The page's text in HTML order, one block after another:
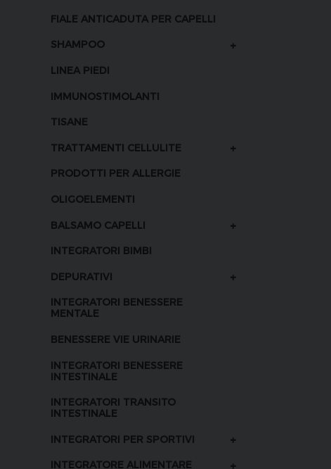
FIALE ANTICADUTA PER CAPELLI
SHAMPOO +
LINEA PIEDI
IMMUNOSTIMOLANTI
TISANE
TRATTAMENTI CELLULITE +
PRODOTTI PER ALLERGIE
OLIGOELEMENTI
BALSAMO CAPELLI +
INTEGRATORI BIMBI
DEPURATIVI +
INTEGRATORI BENESSERE
MENTALE
BENESSERE VIE URINARIE
INTEGRATORI BENESSERE
INTESTINALE
INTEGRATORI TRANSITO
INTESTINALE
INTEGRATORI PER SPORTIVI +
INTEGRATORE ALIMENTARE
+